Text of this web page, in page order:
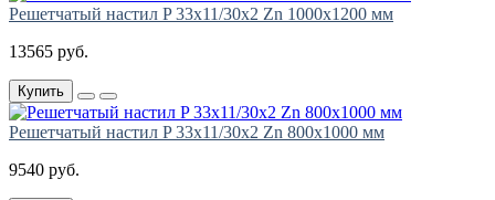
Решетчатый настил P 33х11/30х2 Zn 1000х1200 мм
13565 руб.
Купить
Решетчатый настил P 33х11/30х2 Zn 800х1000 мм
9540 руб.